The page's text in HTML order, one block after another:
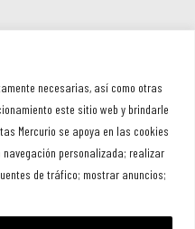
necesarias, así como otras
este sitio web y brindarle
Mercurio se apoya en las cookies
personalizada; realizar
de tráfico; mostrar anuncios;
Bicicletas Mercurio. Todos los